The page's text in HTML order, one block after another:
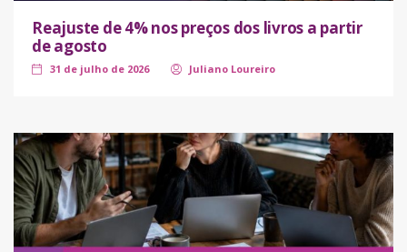
Reajuste de 4% nos preços dos livros a partir
de agosto
31 de julho de 2026 Juliano Loureiro